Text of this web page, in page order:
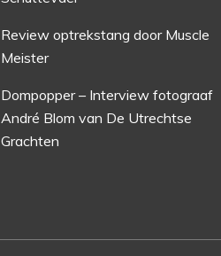
Review optrekstang door Muscle
Meister
Dompopper – Interview fotograaf
André Blom van De Utrechtse
Grachten